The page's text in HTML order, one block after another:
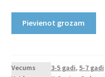
un
Pievienot grozam
Vecums 3-5 gadi, 5-7 gadi